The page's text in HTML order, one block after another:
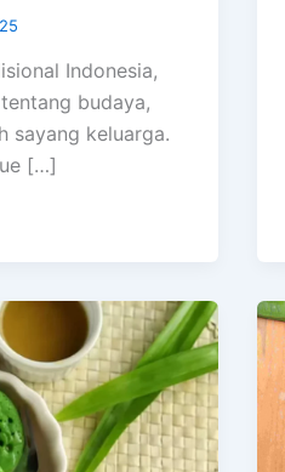
Indonesia,
budaya,
sayang keluarga.
[…]